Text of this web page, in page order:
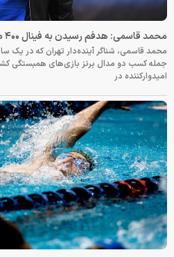
محمد قاسمی: هدفم رسیدن به فینال ۴۰۰ متر بازی‌های آسیایی ناگویاست
محمد قاسمی، شناگر آینده‌دار تهران که در یک
جمله کسب دو مدال برنز بازی‌های همبستگی
امیدوارکننده در